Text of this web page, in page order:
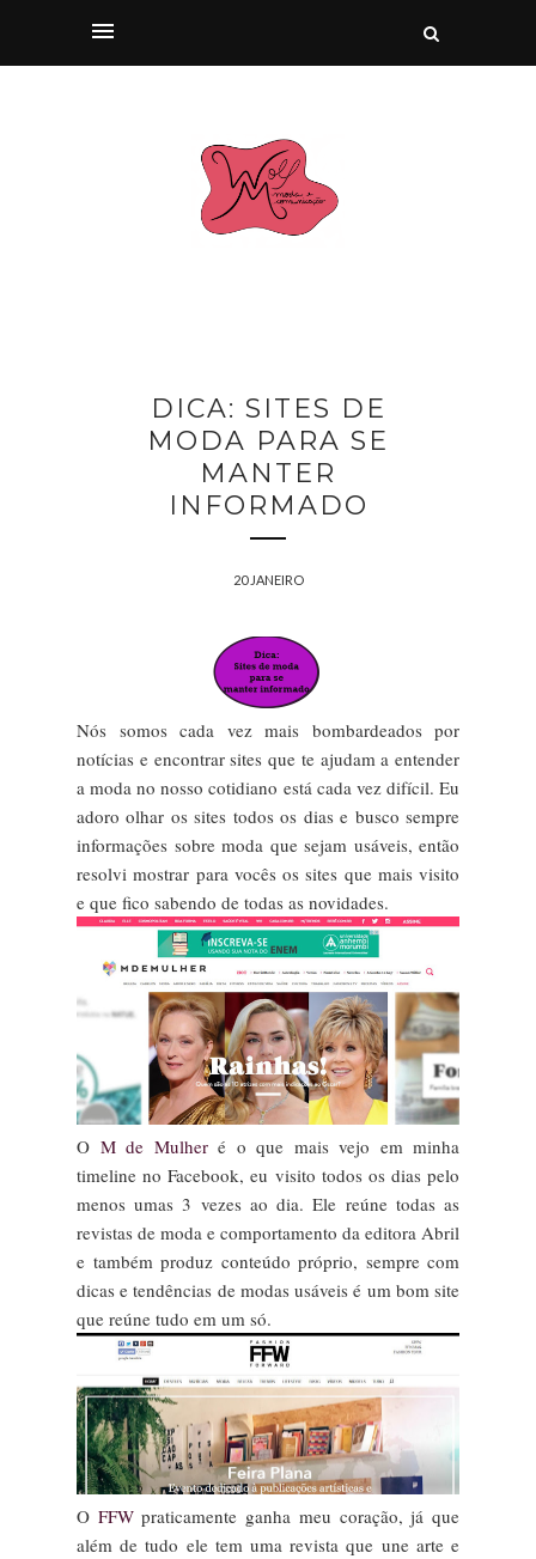
DICA: SITES DE
MODA PARA SE
MANTER
INFORMADO
20 JANEIRO
Nós somos cada vez mais bombardeados por
notícias e encontrar sites que te ajudam a entender
a moda no nosso cotidiano está cada vez difícil. Eu
adoro olhar os sites todos os dias e busco sempre
informações sobre moda que sejam usáveis, então
resolvi mostrar para vocês os sites que mais visito
e que fico sabendo de todas as novidades.
O M de Mulheré o que mais vejo em minha
timeline no Facebook, eu visito todos os dias pelo
menos umas 3 vezes ao dia. Ele reúne todas as
revistas de moda e comportamento da editora Abril
e também produz conteúdo próprio, sempre com
dicas e tendências de modas usáveis é um bom site
que reúne tudo em um só.
O FFWpraticamente ganha meu coração, já que
além de tudo ele tem uma revista que une arte e